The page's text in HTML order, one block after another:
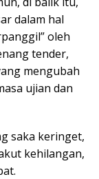
dalam hal
oleh
tender,
mengubah
ujian dan
saka keringet,
kehilangan,